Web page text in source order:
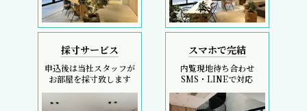
採寸サービス
申込後は当社スタッフが
お部屋を採寸致します
スマホで完結
内覧現地待ち合わせ
SMS・LINEで対応